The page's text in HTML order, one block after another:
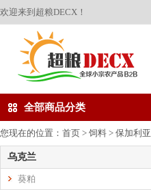
欢迎来到超粮DECX！
全部商品分类
您现在的位置： 首页 > 饲料 > 保加利亚
乌克兰
葵粕